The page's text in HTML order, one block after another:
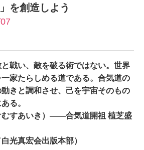
を創造しよう
い、敵を破る術ではない。世界
家たらしめる道である。合気道の
きと調和させ、己を宇宙そのもの
る。
すあいき）――合気道開祖 植芝盛
光真宏会出版本部）